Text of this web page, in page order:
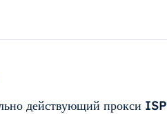
действующий прокси ISP